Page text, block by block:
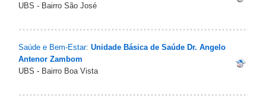
UBS - Bairro São José
Saúde e Bem-Estar: Unidade Básica de Saúde Dr. Angelo
Antenor Zambom
UBS - Bairro Boa Vista